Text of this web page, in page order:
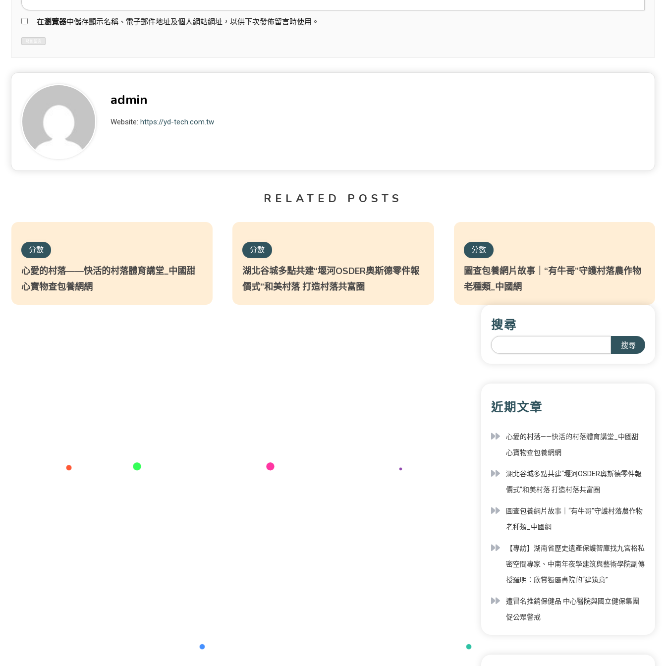
在瀏覽器中儲存顯示名稱、電子郵件地址及個人網站網址，以供下次發佈留言時使用。
admin
Website:https://yd-tech.com.tw
RELATED POSTS
分數
心愛的村落——快活的村落體育講堂_中國甜
心寶物查包養網網
分數
湖北谷城多點共建“堰河OSDER奧斯德零件報
價式”和美村落 打造村落共富圈
分數
圖查包養網片故事｜“有牛哥”守護村落農作物
老種類_中國網
搜尋
搜尋
近期文章
心愛的村落——快活的村落體育講堂_中國甜
心寶物查包養網網
湖北谷城多點共建“堰河OSDER奧斯德零件報
價式”和美村落 打造村落共富圈
圖查包養網片故事｜“有牛哥”守護村落農作物
老種類_中國網
【專訪】湖南省歷史遺產保護智庫找九宮格私
密空間專家、中南年夜學建筑與藝術學院副傳
授羅明：欣賞獨屬書院的“建筑意”
遭冒名推銷保健品 中心醫院與國立健保集團
促公眾警戒